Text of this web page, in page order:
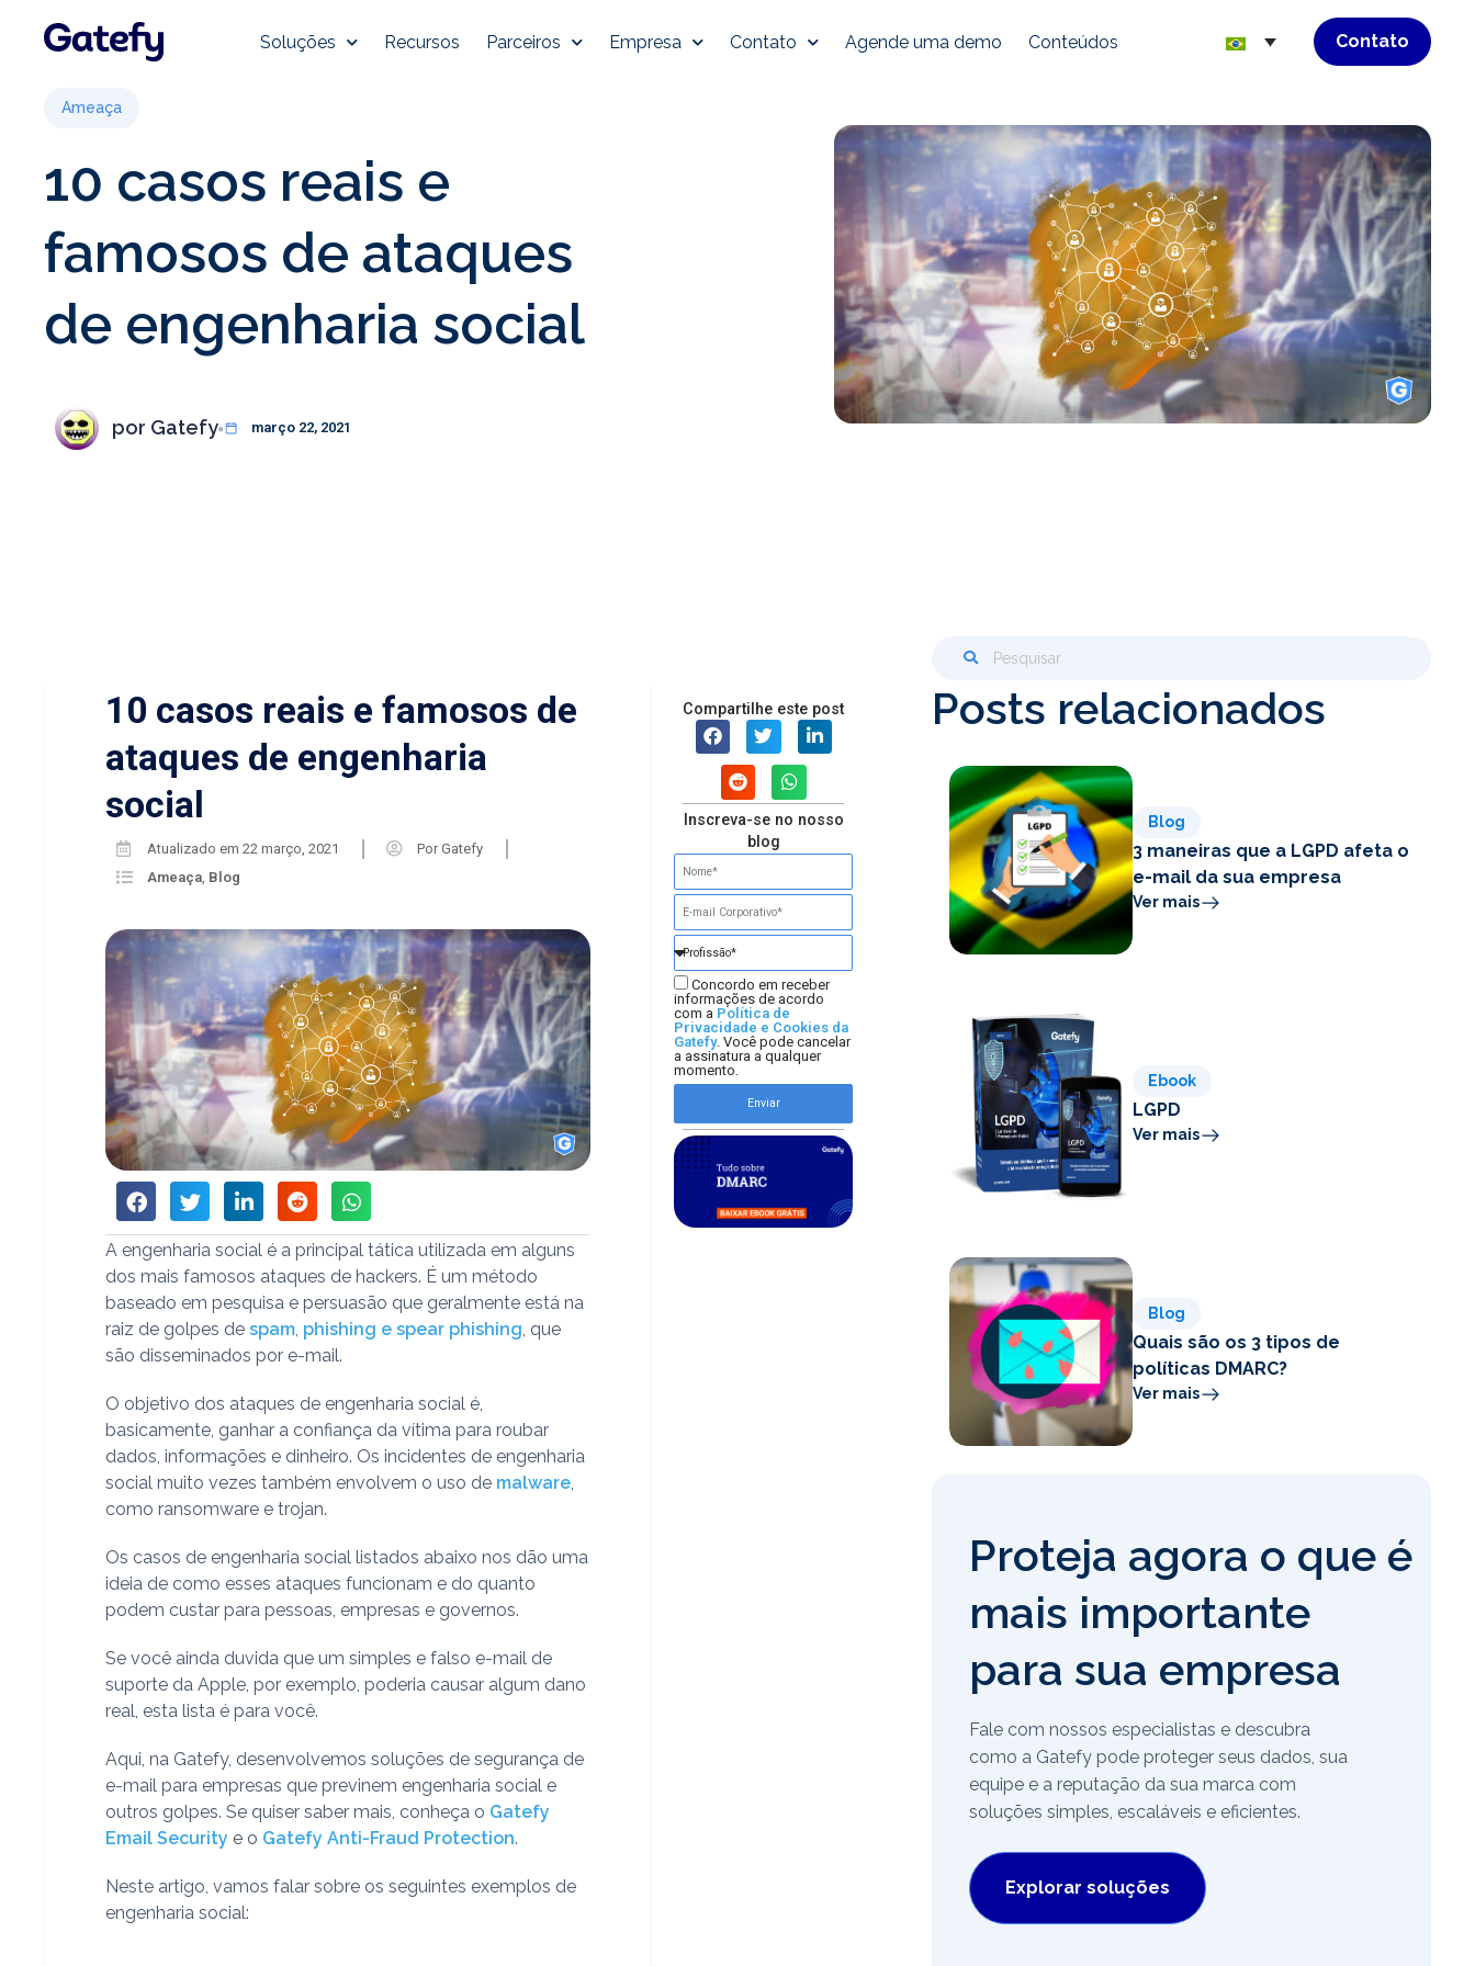
Soluções Recursos Parceiros Empresa Contato Agende uma demo Conteúdos Contato
Ameaça
10 casos reais e
famosos de ataques
de engenharia social
por Gatefy março 22, 2021
10 casos reais e famosos de
ataques de engenharia
social
Atualizado em 22 março, 2021 PorGatefy
Ameaça Blog
A engenharia social é a principal tática utilizada em alguns
dos mais famosos ataques de hackers. É um método
baseado em pesquisa e persuasão que geralmente está na
raiz de golpes despam, phishing e spear phishing, que
são disseminados por e-mail.
O objetivo dos ataques de engenharia social é,
basicamente, ganhar a confiança da vítima para roubar
dados, informações e dinheiro. Os incidentes de engenharia
social muito vezes também envolvem o uso de malware,
como ransomware e trojan.
Os casos de engenharia social listados abaixo nos dão uma
ideia de como esses ataques funcionam e do quanto
podem custar para pessoas, empresas e governos.
Se você ainda duvida que um simples e falso e-mail de
suporte da Apple, por exemplo, poderia causar algum dano
real, esta lista é para você.
Aqui, na Gatefy, desenvolvemos soluções de segurança de
e-mail para empresas que previnem engenharia social e
outros golpes. Se quiser saber mais, conheça o Gatefy
Email Security e o Gatefy Anti-Fraud Protection.
Neste artigo, vamos falar sobre os seguintes exemplos de
engenharia social:
Compartilhe este post
Inscreva-se no nosso
blog
Concordo em receber
informações de acordo
com a Política de
Privacidade e Cookies da
Gatefy. Você pode cancelar
a assinatura a qualquer
momento.
Enviar
Posts relacionados
Blog
3 maneiras que a LGPD afeta o
e-mail da sua empresa
Ver mais
Ebook
LGPD
Ver mais
Blog
Quais são os 3 tipos de
políticas DMARC?
Ver mais
Proteja agora o que é
mais importante
para sua empresa
Fale com nossos especialistas e descubra
como a Gatefy pode proteger seus dados, sua
equipe e a reputação da sua marca com
soluções simples, escaláveis e eficientes.
Explorar soluções